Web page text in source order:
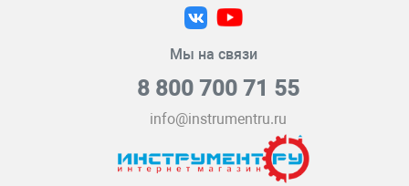
Мы на связи
8 800 700 71 55
info@instrumentru.ru